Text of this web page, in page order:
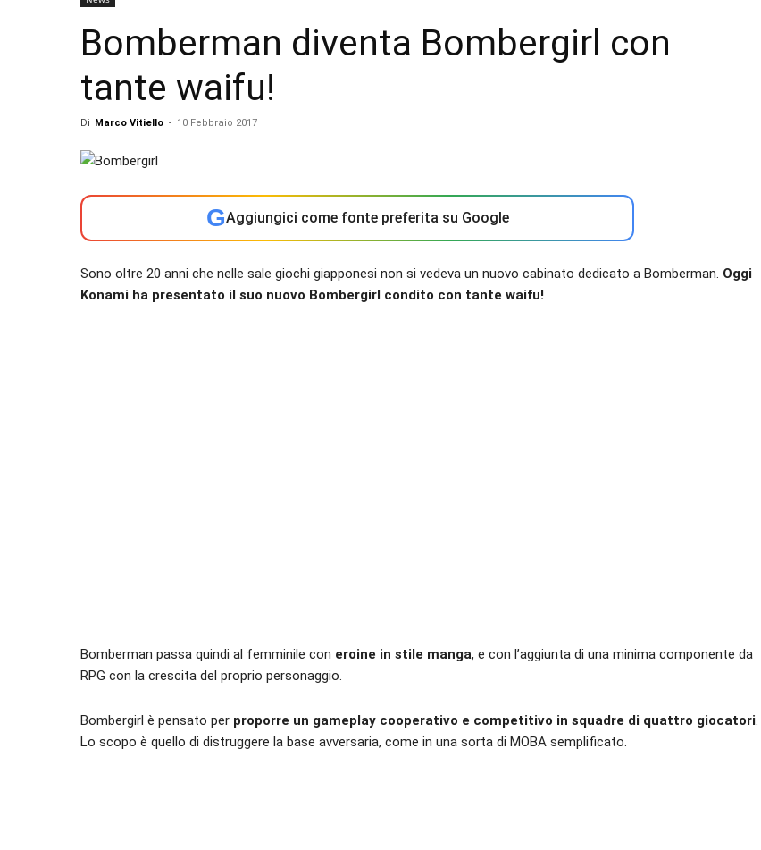
Bomberman diventa Bombergirl con
tante waifu!
Di Marco Vitiello - 10 Febbraio 2017
GAggiungici come fonte preferita su Google
Sono oltre 20 anni che nelle sale giochi giapponesi non si vedeva un nuovo cabinato dedicato a Bomberman. Oggi
Konami ha presentato il suo nuovo Bombergirl condito con tante waifu!
Bomberman passa quindi al femminile con eroine in stile manga, e con l’aggiunta di una minima componente da
RPG con la crescita del proprio personaggio.
Bombergirl è pensato per proporre un gameplay cooperativo e competitivo in squadre di quattro giocatori
Lo scopo è quello di distruggere la base avversaria, come in una sorta di MOBA semplificato.